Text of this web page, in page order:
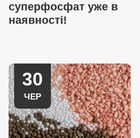
суперфосфат уже в
наявності!
30
ЧЕР